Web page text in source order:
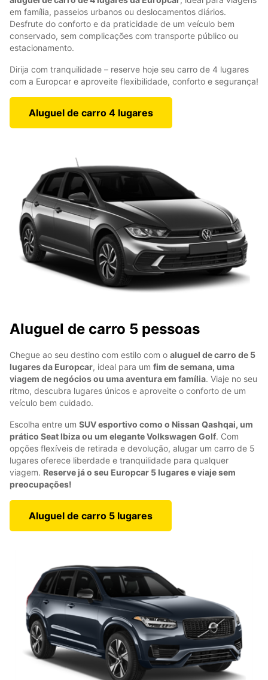
em família, passeios urbanos ou deslocamentos diários.
Desfrute do conforto e da praticidade de um veículo bem
conservado, sem complicações com transporte público ou
estacionamento.
Dirija com tranquilidade – reserve hoje seu carro de 4 lugares
com a Europcar e aproveite flexibilidade, conforto e segurança!
Aluguel de carro 4 lugares
Aluguel de carro 5 pessoas
Chegue ao seu destino com estilo com o aluguel de carro de 5
lugares da Europcar, ideal para um fim de semana, uma
viagem de negócios ou uma aventura em família. Viaje no seu
ritmo, descubra lugares únicos e aproveite o conforto de um
veículo bem cuidado.
Escolha entre um SUV esportivo como o Nissan Qashqai, um
prático Seat Ibiza ou um elegante Volkswagen Golf. Com
opções flexíveis de retirada e devolução, alugar um carro de 5
lugares oferece liberdade e tranquilidade para qualquer
viagem. Reserve já o seu Europcar 5 lugares e viaje sem
preocupações!
Aluguel de carro 5 lugares